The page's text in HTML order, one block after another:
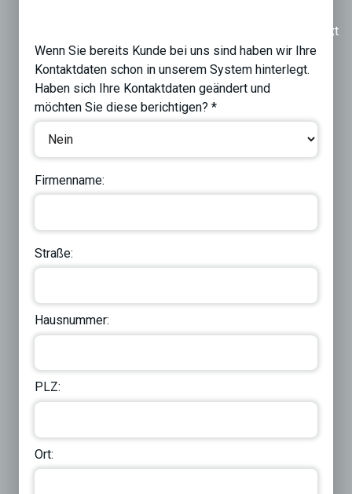
Next
Wenn Sie bereits Kunde bei uns sind haben wir Ihre
Kontaktdaten schon in unserem System hinterlegt.
Haben sich Ihre Kontaktdaten geändert und
möchten Sie diese berichtigen? *
Firmenname:
Straße:
Hausnummer:
PLZ:
Ort: